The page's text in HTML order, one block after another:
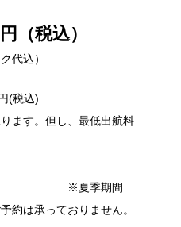
（税込）
代込）
(税込)
ます。但し、最低出航料
期間
約は承っておりません。